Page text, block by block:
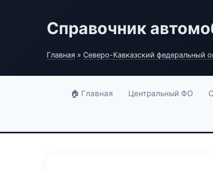
Справочник
Главная » Северо-Кавказский федеральный
🏠 Главная Центральный ФО